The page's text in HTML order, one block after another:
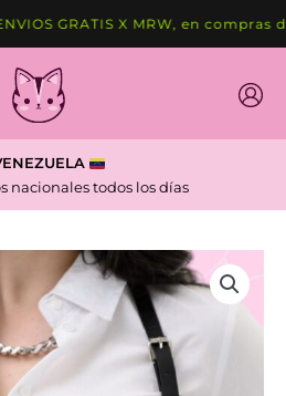
GRATIS X MRW, en compras de
nacionales todos los días